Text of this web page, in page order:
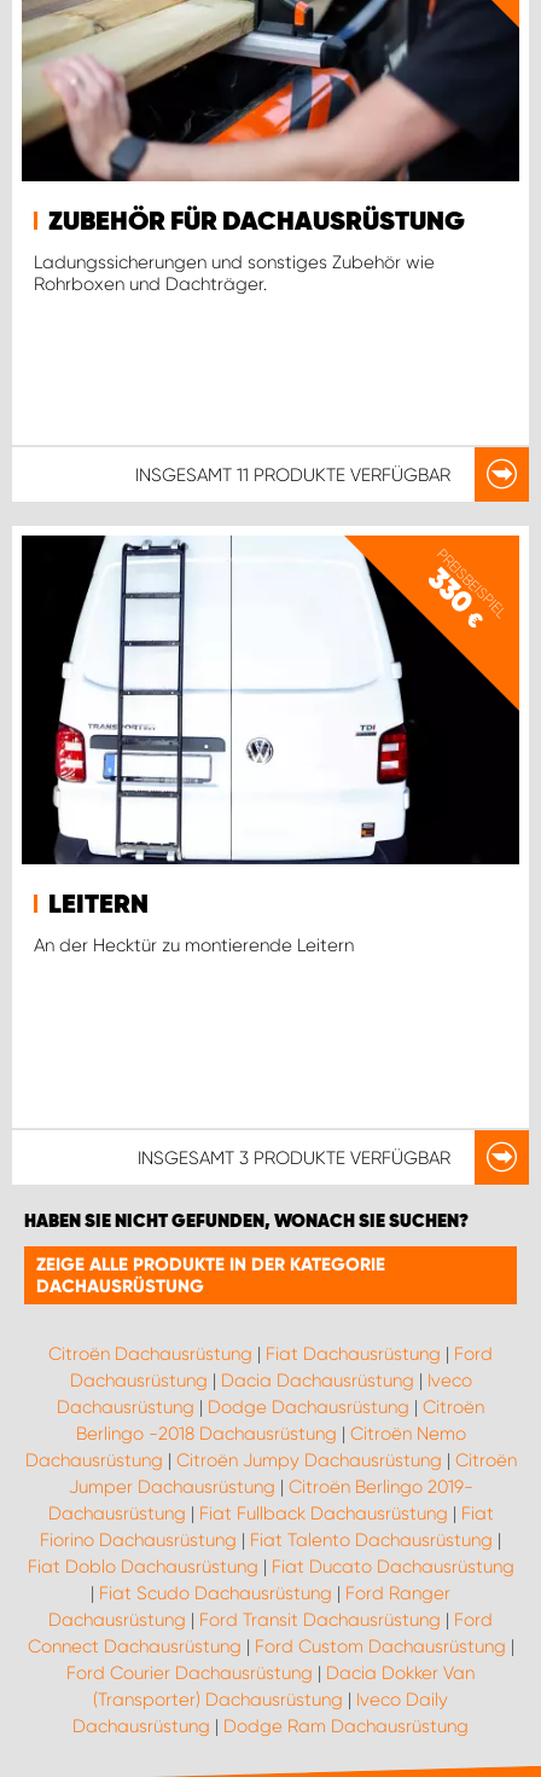
ZUBEHÖR FÜR DACHAUSRÜSTUNG
Ladungssicherungen und sonstiges Zubehör wie
Rohrboxen und Dachträger.
INSGESAMT 11 PRODUKTE VERFÜGBAR
PREISBEISPIEL
330
€
LEITERN
An der Hecktür zu montierende Leitern
INSGESAMT 3 PRODUKTE VERFÜGBAR
HABEN SIE NICHT GEFUNDEN, WONACH SIE SUCHEN?
ZEIGE ALLE PRODUKTE IN DER KATEGORIE
DACHAUSRÜSTUNG
Citroën Dachausrüstung | Fiat Dachausrüstung | Ford
Dachausrüstung | Dacia Dachausrüstung | Iveco
Dachausrüstung | Dodge Dachausrüstung | Citroën
Berlingo -2018 Dachausrüstung | Citroën Nemo
Dachausrüstung | Citroën Jumpy Dachausrüstung | Citroën
Jumper Dachausrüstung | Citroën Berlingo 2019-
Dachausrüstung | Fiat Fullback Dachausrüstung | Fiat
Fiorino Dachausrüstung | Fiat Talento Dachausrüstung |
Fiat Doblo Dachausrüstung | Fiat Ducato Dachausrüstung
| Fiat Scudo Dachausrüstung | Ford Ranger
Dachausrüstung | Ford Transit Dachausrüstung | Ford
Connect Dachausrüstung | Ford Custom Dachausrüstung |
Ford Courier Dachausrüstung | Dacia Dokker Van
(Transporter) Dachausrüstung | Iveco Daily
Dachausrüstung | Dodge Ram Dachausrüstung